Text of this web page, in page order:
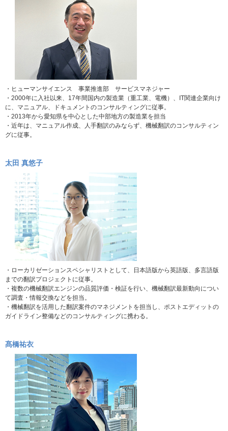
・ヒューマンサイエンス 事業推進部 サービスマネジャー
・2000年に入社以来、17年間国内の製造業（重工業、電機）、IT関連企業向け
に、マニュアル、ドキュメントのコンサルティングに従事。
・2013年から愛知県を中心とした中部地方の製造業を担当
・近年は、マニュアル作成、人手翻訳のみならず、機械翻訳のコンサルティン
グに従事。
太田 真悠子
・ローカリゼーションスペシャリストとして、日本語版から英語版、多言語版
までの翻訳プロジェクトに従事。
・複数の機械翻訳エンジンの品質評価・検証を行い、機械翻訳最新動向につい
て調査・情報交換などを担当。
・機械翻訳を活用した翻訳案件のマネジメントを担当し、ポストエディットの
ガイドライン整備などのコンサルティングに携わる。
髙橋祐衣​